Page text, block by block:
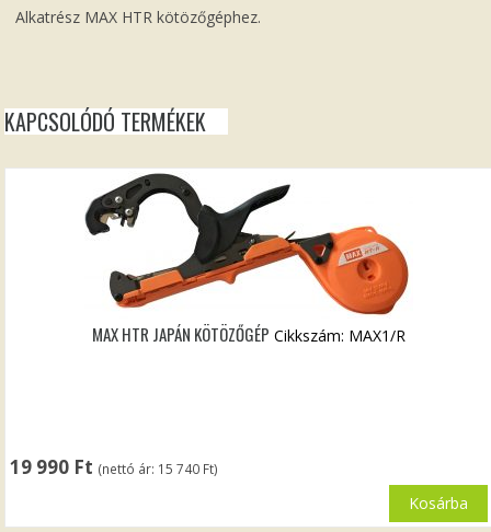
Alkatrész MAX HTR kötözőgéphez.
KAPCSOLÓDÓ TERMÉKEK
MAX HTR JAPÁN KÖTÖZŐGÉP
19 990 Ft (nettó ár: 15 740 Ft)
Cikkszám: MAX1/R
Kosárba